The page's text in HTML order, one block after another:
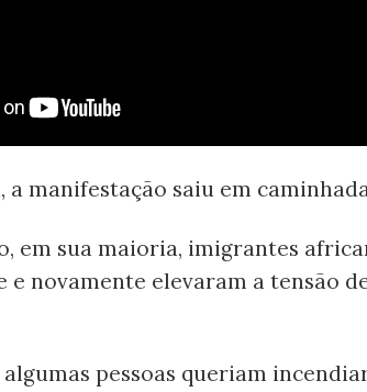
a manifestação saiu em
em sua maioria, imigrantes
e novamente elevaram a tensão
algumas pessoas queriam